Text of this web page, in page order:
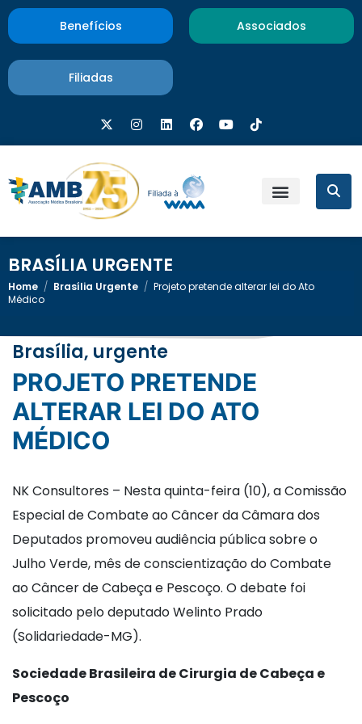
Benefícios Associados
Filiadas
BRASÍLIA URGENTE
Home / Brasília Urgente / Projeto pretende alterar lei do Ato
Médico
Brasília, urgente
PROJETO PRETENDE
ALTERAR LEI DO ATO
MÉDICO
NK Consultores – Nesta quinta-feira (10), a Comissão
Especial de Combate ao Câncer da Câmara dos
Deputados promoveu audiência pública sobre o
Julho Verde, mês de conscientização do Combate
ao Câncer de Cabeça e Pescoço. O debate foi
solicitado pelo deputado Welinto Prado
(Solidariedade-MG).
Sociedade Brasileira de Cirurgia de Cabeça e
Pescoço